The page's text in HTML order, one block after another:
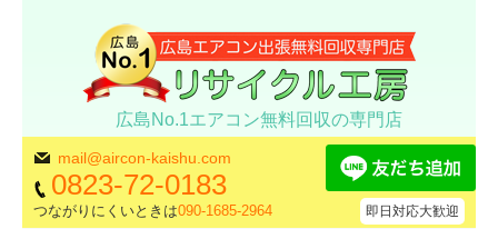
広島No.1エアコン無料回収の専門店
mail@aircon-kaishu.com
0823-72-0183
つながりにくいときは090-1685-2964 即日対応大歓迎